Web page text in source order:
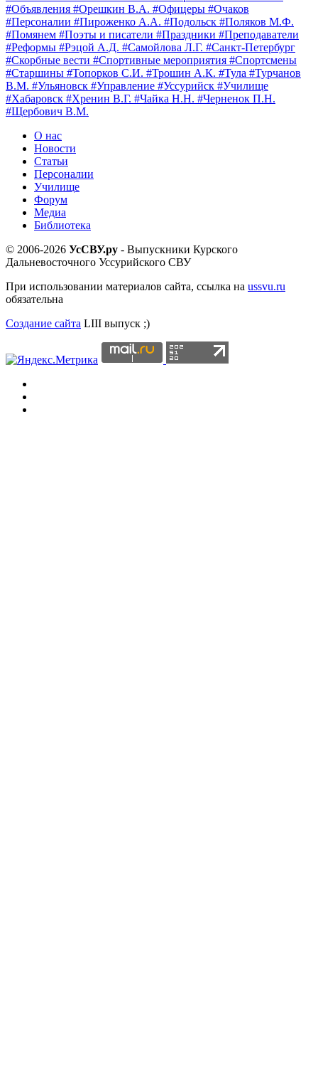
#Объявления #Орешкин В.А. #Офицеры #Очаков
#Персоналии #Пироженко А.А. #Подольск #Поляков М.Ф.
#Помянем #Поэты и писатели #Праздники #Преподаватели
#Реформы #Рэцой А.Д. #Самойлова Л.Г. #Санкт-Петербург
#Скорбные вести #Спортивные мероприятия #Спортсмены
#Старшины #Топорков С.И. #Трошин А.К. #Тула #Турчанов
В.М. #Ульяновск #Управление #Уссурийск #Училище
#Хабаровск #Хренин В.Г. #Чайка Н.Н. #Черненок П.Н.
#Щербович В.М.
О нас
Новости
Статьи
Персоналии
Училище
Форум
Медиа
Библиотека
© 2006-2026 УсСВУ.ру - Выпускники Курского
Дальневосточного Уссурийского СВУ
При использовании материалов сайта, ссылка на ussvu.ru
обязательна
Создание сайта LIII выпуск ;)